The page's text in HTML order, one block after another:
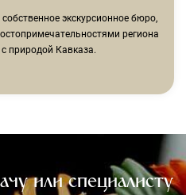
экскурсионное бюро,
региона
природой Кавказа.
или специалисту